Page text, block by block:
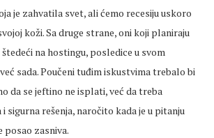
je zahvatila svet, ali ćemo recesiju uskoro
koži. Sa druge strane, oni koji planiraju
na hostingu, posledice u svom
sada. Poučeni tuđim iskustvima trebalo bi
da se jeftino ne isplati, već da treba
sigurna rešenja, naročito kada je u pitanju
posao zasniva.